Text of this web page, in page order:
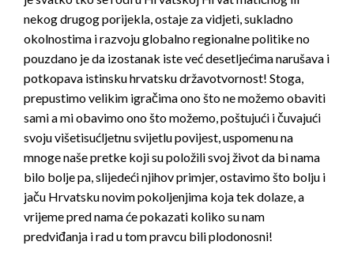
nekog drugog porijekla, ostaje za vidjeti, sukladno
okolnostima i razvoju globalno regionalne politike no
pouzdano je da izostanak iste već desetljećima narušava i
potkopava istinsku hrvatsku državotvornost! Stoga,
prepustimo velikim igračima ono što ne možemo obaviti
sami a mi obavimo ono što možemo, poštujući i čuvajući
svoju višetisućljetnu svijetlu povijest, uspomenu na
mnoge naše pretke koji su položili svoj život da bi nama
bilo bolje pa, slijedeći njihov primjer, ostavimo što bolju i
jaču Hrvatsku novim pokoljenjima koja tek dolaze, a
vrijeme pred nama će pokazati koliko su nam
predviđanja i rad u tom pravcu bili plodonosni!